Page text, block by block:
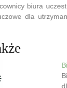
biura
dla